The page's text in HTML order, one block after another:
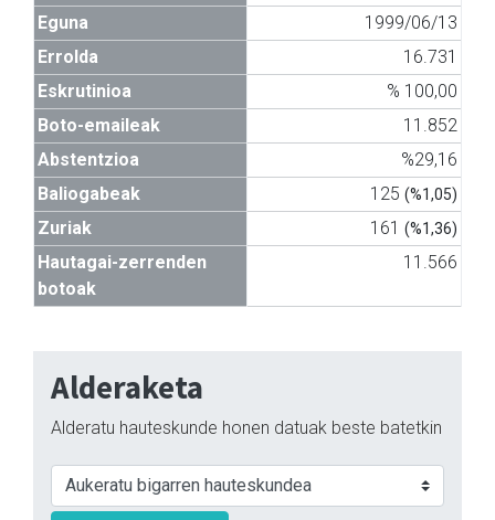
Eguna
1999/06/13
Errolda
16.731
Eskrutinioa
% 100,00
Boto-emaileak
11.852
Abstentzioa
%29,16
Baliogabeak
125 (%1,05)
Zuriak 161 (%1,36)
Hautagai-zerrenden
botoak
11.566
Alderaketa
Alderatu hauteskunde honen datuak beste batetkin